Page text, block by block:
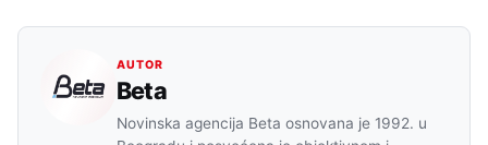
AUTOR
Beta
Novinska agencija Beta osnovana je 1992. u